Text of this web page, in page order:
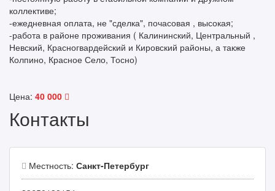
коллективе;
-ежедневная оплата, не "сделка", почасовая , высокая;
-работа в районе проживания ( Калининский, Центральный ,
Невский, Красногвардейский и Кировский районы, а также
Колпино, Красное Село, Тосно)
Цена: 40 000
Контакты
Местность: Санкт-Петербург